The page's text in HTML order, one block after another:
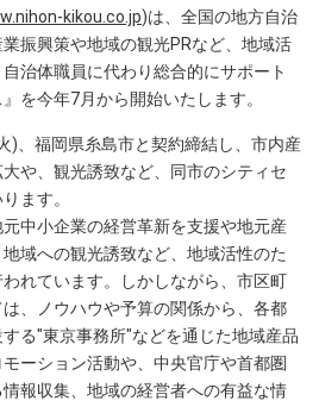
kikou.co.jp)は、全国の地方自治
振興策や地域の観光PRなど、地域活
治体職員に代わり総合的にサポート
を今年7月から開始いたします。
)、福岡県糸島市と契約締結し、市内産
や、観光誘致など、同市のシティセ
ます。
中小企業の経営革新を支援や地元産
域への観光誘致など、地域活性のた
れています。しかしながら、市区町
、ノウハウや予算の関係から、各都
る"東京事務所"などを通じた地域産品
ーション活動や、中央官庁や首都圏
報収集、地域の経営者への有益な情